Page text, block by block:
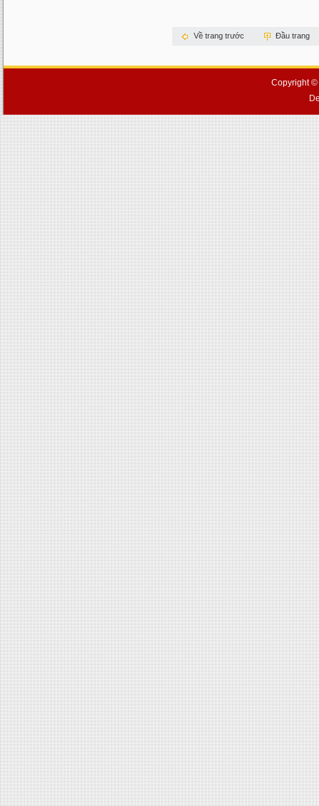
Về trang trước Đầu trang
Copyright ©